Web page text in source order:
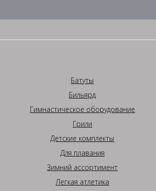
Батуты
Бильярд
Гимнастическое оборудование
Грили
Детские комплекты
Для плавания
Зимний ассортимент
Легкая атлетика